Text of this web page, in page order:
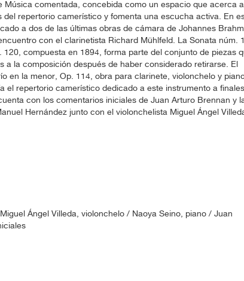
Música comentada, concebida como un espacio que acerca
del repertorio camerístico y fomenta una escucha activa. En
a dos de las últimas obras de cámara de Johannes
con el clarinetista Richard Mühlfeld. La Sonata núm. 1
120, compuesta en 1894, forma parte del conjunto de piezas
a la composición después de haber considerado retirarse. El
en la menor, Op. 114, obra para clarinete, violonchelo y
el repertorio camerístico dedicado a este instrumento a finales
con los comentarios iniciales de Juan Arturo Brennan y
Hernández junto con el violonchelista Miguel Ángel
Ángel Villeda, violonchelo / Naoya Seino, piano / Juan